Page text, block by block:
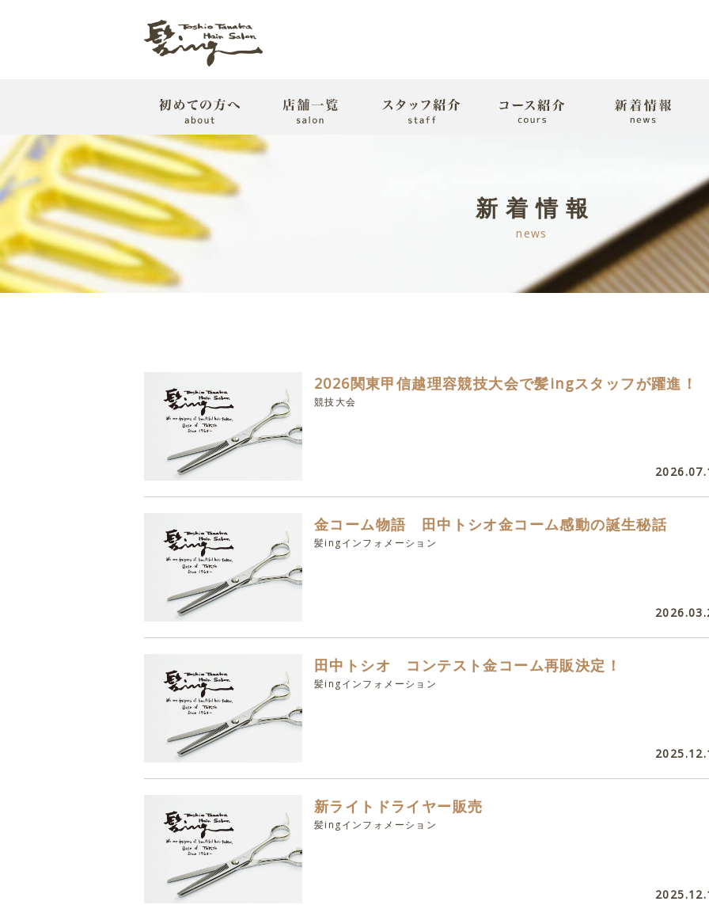
新着情報
news
2026関東甲信越理容競技大会で髪ingスタッフが躍進！
競技大会
金コーム物語 田中トシオ金コーム感動の誕生秘話
髪ingインフォメーション
田中トシオ コンテスト金コーム再販決定！
髪ingインフォメーション
新ライトドライヤー販売
髪ingインフォメーション